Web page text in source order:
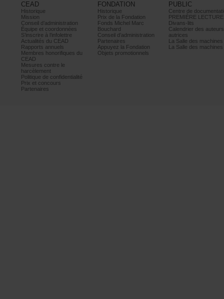
CEAD
Historique
Mission
Conseild’administration
Équipeetcoordonnées
S’inscrireàl’infolettre
ActualitésduCEAD
Rapportsannuels
Membreshonorifiquesdu
CEAD
Mesurescontrele
harcèlement
Politiquedeconfidentialité
Prixetconcours
Partenaires
FONDATION
Historique
PrixdelaFondation
FondsMichelMarc
Bouchard
Conseild’administration
Partenaires
AppuyezlaFondation
Objetspromotionnels
PUBLIC
PREMIÈRELECTURE
Divans-lits
autrices